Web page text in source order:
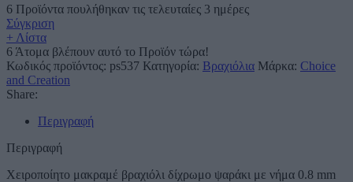
6 Προϊόντα πουλήθηκαν τις τελευταίες 3 ημέρες
Σύγκριση
+ Λίστα
6 Άτομα βλέπουν αυτό το Προϊόν τώρα!
Κωδικός προϊόντος: ps537 Κατηγορία: Βραχιόλια Μάρκα: Choice
and Creation
Share:
Περιγραφή
Περιγραφή
Χειροποίητο μακραμέ βραχιόλι δίχρωμο ψαράκι με νήμα 0.8 mm